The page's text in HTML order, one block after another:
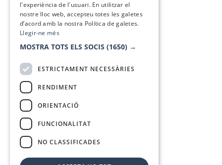
l'experiència de l'usuari. En utilitzar el
nostre lloc web, accepteu totes les galetes
d’acord amb la nostra Política de galetes.
Llegir-ne més
MOSTRA TOTS ELS SOCIS (1650) →
ESTRICTAMENT NECESSÀRIES
RENDIMENT
ORIENTACIÓ
FUNCIONALITAT
NO CLASSIFICADES